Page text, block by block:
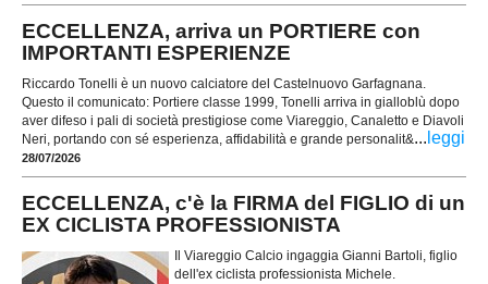
ECCELLENZA, arriva un PORTIERE con
IMPORTANTI ESPERIENZE
Riccardo Tonelli è un nuovo calciatore del Castelnuovo Garfagnana.
Questo il comunicato: Portiere classe 1999, Tonelli arriva in gialloblù dopo
aver difeso i pali di società prestigiose come Viareggio, Canaletto e Diavoli
Neri, portando con sé esperienza, affidabilità e grande personalit&... leggi
28/07/2026
ECCELLENZA, c'è la FIRMA del FIGLIO di un
EX CICLISTA PROFESSIONISTA
Il Viareggio Calcio ingaggia Gianni Bartoli, figlio
dell'ex ciclista professionista Michele.